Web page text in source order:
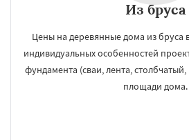
Из бруса
Цены на деревянные дома из бруса
индивидуальных особенностей
фундамента (сваи, лента,
площади дома.